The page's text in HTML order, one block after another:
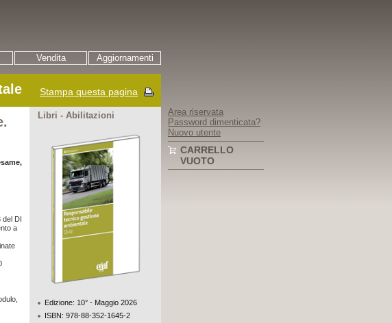
Vendita Aggiornamenti
Stampa questa pagina
del DI
a
Libri - Abilitazioni
Edizione: 10° - Maggio 2026
ISBN: 978-88-352-1645-2
Area riservata
Password dimenticata?
Nuovo utente
CARRELLO
VUOTO